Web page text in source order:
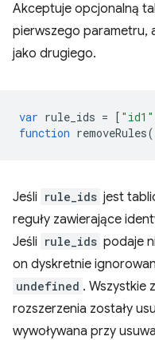
Akceptuje opcjonalną
pierwszego parametru,
jako drugiego.
var rule_ids = [ "id1"
function removeRules(
Jeśli rule_ids jest
reguły zawierające
Jeśli rule_ids podaje
on dyskretnie
undefined . Wszystkie
rozszerzenia zostały
wywoływana przy